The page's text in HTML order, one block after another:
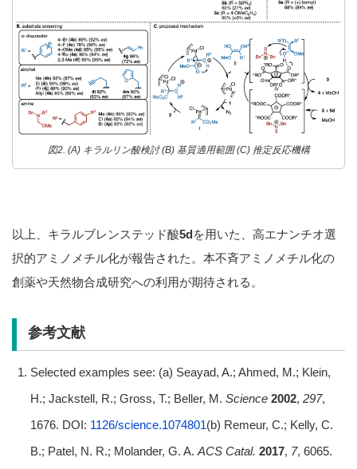
図2. (A) キラルリン酸検討 (B) 基質適用範囲 (C) 推定反応機構
以上、キラルブレンステッド酸5dを用いた、高エナンチオ選
択的アミノメチル化が報告された。本不斉アミノメチル化の
創薬や天然物合成研究への利用が期待される。
参考文献
Selected examples see: (a) Seayad, A.; Ahmed, M.; Klein,
H.; Jackstell, R.; Gross, T.; Beller, M. Science 2002, 297,
1676. DOI: 1126/science.1074801(b) Remeur, C.; Kelly, C.
B.; Patel, N. R.; Molander, G. A. ACS Catal. 2017, 7, 6065.